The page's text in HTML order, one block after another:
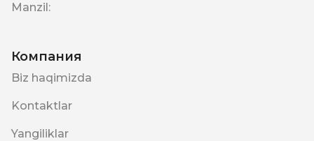
Manzil:
Компания
Biz haqimizda
Kontaktlar
Yangiliklar